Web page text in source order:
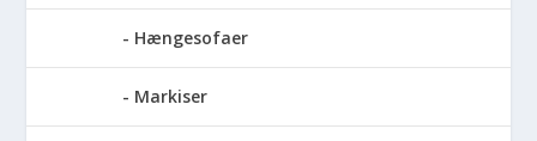
Hængesofaer
Markiser